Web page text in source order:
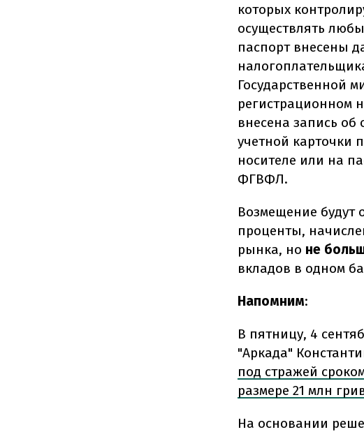
которых
осуществлять
паспорт внесены
Государственной
регистрационном
внесена запись об
учетной карточки
носителе или на
ФГВФЛ.
Возмещение будут
проценты,
рынка, но не
вкладов в одном
Напомним:
В пятницу, 4
"Аркада"
под стражей
размере 21 млн
На основании